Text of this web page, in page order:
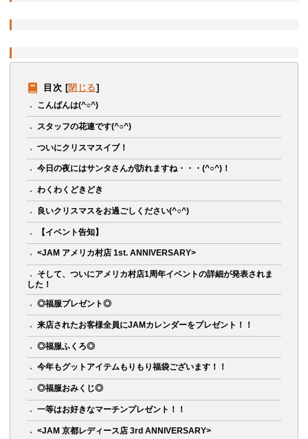
目次 [閉じる]
こんばんは(^○^)
スタッフの花連です(^○^)
ついにクリスマスイブ！
今日の夜にはサンタさんが訪れますね・・・(^○^)！
わくわくどきどき
良いクリスマスをお過ごしください(^○^)
【イベント告知】
<JAM アメリカ村店 1st. ANNIVERSARY>
そして、ついにアメリカ村店1周年イベントの詳細が発表されま
した！
◎福服プレゼント◎
来店されたお客様全員にJAMカレンダーをプレゼント！！
◎福服ふくろ◎
今年もグットアイテムもりもり福袋ございます！！
◎福服おみくじ◎
一等はお好きなマーチンプレゼント！！
<JAM 京都レディース店 3rd ANNIVERSARY>